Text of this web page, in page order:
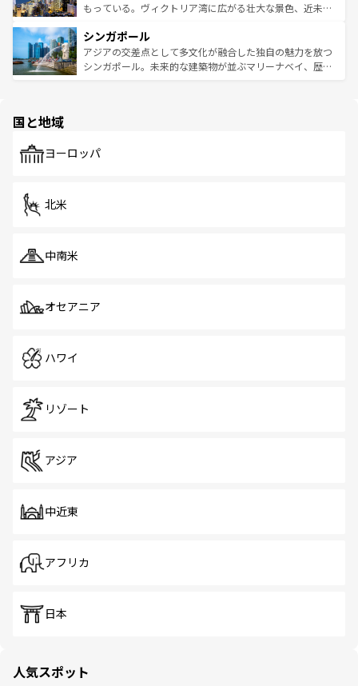
が旅行者を迎えてくれるので、きっと忘れられない旅にな
参照してほしい。
いビーチでリゾート気分を楽しむことができる。タイ料理
激する。気候は一年中温暖で、どの季節にも異なる楽しみ
が待っている。親しみやすいタイの人々、仏教を中心とし
た文化、そして多様な観光資源が、訪れる旅人を魅了し続
もっている。ヴィクトリア湾に広がる壮大な景色、近未来
み、どこを訪れても感動するはず。観光スポットが密集し
ており、効率よく見どころを回れるのも魅力。息をのむよ
うな絶景から文化的な体験まで、香港を存分に楽しみ尽く
シンガポール
アジアの交差点として多文化が融合した独自の魅力を放つ
シンガポール。未来的な建築物が並ぶマリーナベイ、歴史
で、ホーカーズは地元の風情を楽しめる外せないスポット
国と地域
ヨーロッパ
北米
中南米
オセアニア
ハワイ
リゾート
アジア
中近東
アフリカ
日本
人気スポット